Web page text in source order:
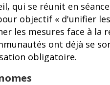
qui se réunit en
objectif « d'unifier
les mesures face à la
ont déjà se
obligatoire.